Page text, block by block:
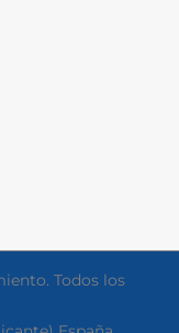
Todos los